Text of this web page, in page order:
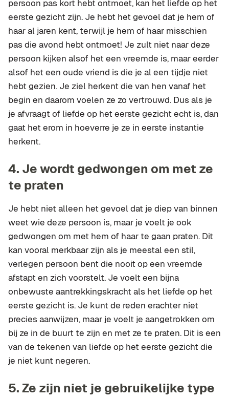
persoon pas kort hebt ontmoet, kan het liefde op het
eerste gezicht zijn. Je hebt het gevoel dat je hem of
haar al jaren kent, terwijl je hem of haar misschien
pas die avond hebt ontmoet! Je zult niet naar deze
persoon kijken alsof het een vreemde is, maar eerder
alsof het een oude vriend is die je al een tijdje niet
hebt gezien. Je ziel herkent die van hen vanaf het
begin en daarom voelen ze zo vertrouwd. Dus als je
je afvraagt of liefde op het eerste gezicht echt is, dan
gaat het erom in hoeverre je ze in eerste instantie
herkent.
4. Je wordt gedwongen om met ze
te praten
Je hebt niet alleen het gevoel dat je diep van binnen
weet wie deze persoon is, maar je voelt je ook
gedwongen om met hem of haar te gaan praten. Dit
kan vooral merkbaar zijn als je meestal een stil,
verlegen persoon bent die nooit op een vreemde
afstapt en zich voorstelt. Je voelt een bijna
onbewuste aantrekkingskracht als het liefde op het
eerste gezicht is. Je kunt de reden erachter niet
precies aanwijzen, maar je voelt je aangetrokken om
bij ze in de buurt te zijn en met ze te praten. Dit is een
van de tekenen van liefde op het eerste gezicht die
je niet kunt negeren.
5.Ze zijn niet je gebruikelijke type